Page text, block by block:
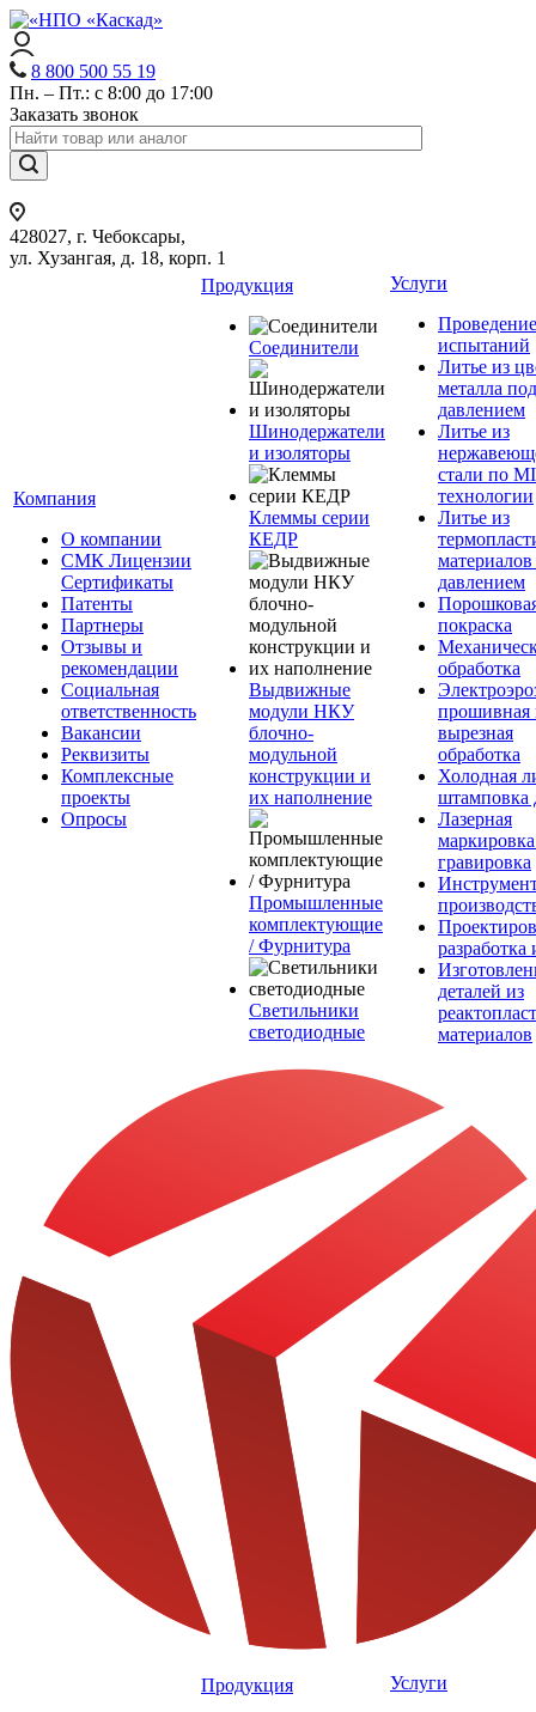
8 800 500 55 19
Пн. – Пт.: с 8:00 до 17:00
Заказать звонок
428027, г. Чебоксары,
ул. Хузангая, д. 18, корп. 1
Компания
О компании
СМК Лицензии
Сертификаты
Патенты
Партнеры
Отзывы и
рекомендации
Социальная
ответственность
Вакансии
Реквизиты
Комплексные
проекты
Опросы
Продукция
Соединители
Шинодержатели
и изоляторы
Клеммы серии
КЕДР
Выдвижные
модули НКУ
блочно-
модульной
конструкции и
их наполнение
Промышленные
комплектующие
/ Фурнитура
Светильники
светодиодные
Услуги
Проведение
испытаний
Литье из
металла под
давлением
Литье из
стали по
технологии
Литье из
давлением
покраска
обработка
прошивная
вырезная
обработка
Холодная
штамповка
Лазерная
гравировка
разработка
деталей из
материалов
Продукция
Услуги